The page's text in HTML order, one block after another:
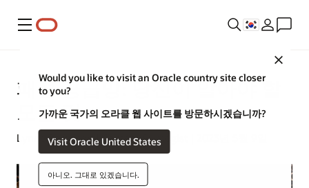
메뉴
Would you like to visit an Oracle country site closer
to you?
가까운 국가의 오라클 웹 사이트를 방문하시겠습니까?
Visit Oracle United States
아니오. 그대로 있겠습니다.
패션 공급망: 당신이 알아야 할
모든 것
Lynne Sampson | Content Strategist | 2023년 5월 9일